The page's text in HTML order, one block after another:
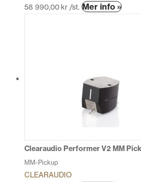
58 990,00 kr /st. Mer info »Den
Clearaudio Performer V2 MM
MM-Pickup
CLEARAUDIO